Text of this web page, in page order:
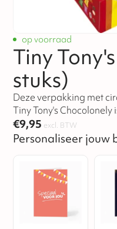
op voorraad
Tiny
stuks)
Deze verpakking met
Tiny Tony's
liefhebbers van heerlijke
€9,95 excl. BTW
Personaliseer jouw